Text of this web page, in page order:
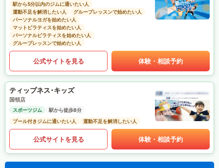
駅から5分以内のジムに通いたい人
運動不足を解消したい人
グループレッスンで始めたい人
パーソナルヨガを始めたい人
マットピラティスを始めたい人
パーソナルピラティスを始めたい人
グループレッスンで始めたい人
公式サイトを見る 体験・相談予約
ティップネス･キッズ
国領店
スポーツジム
駅から徒歩8分
プール付きジムに通いたい人
運動不足を解消したい人
公式サイトを見る 体験・相談予約